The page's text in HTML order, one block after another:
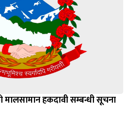
मालसामान हकदावी सम्बन्धी सूचना